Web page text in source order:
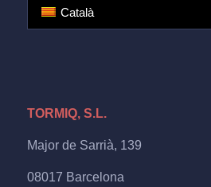
Català
TORMIQ, S.L.
Major de Sarrià, 139
08017 Barcelona